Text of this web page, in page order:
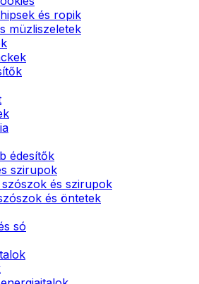
és ropik
müzliszeletek
édesítők
szirupok
szószok és szirupok
és öntetek
só